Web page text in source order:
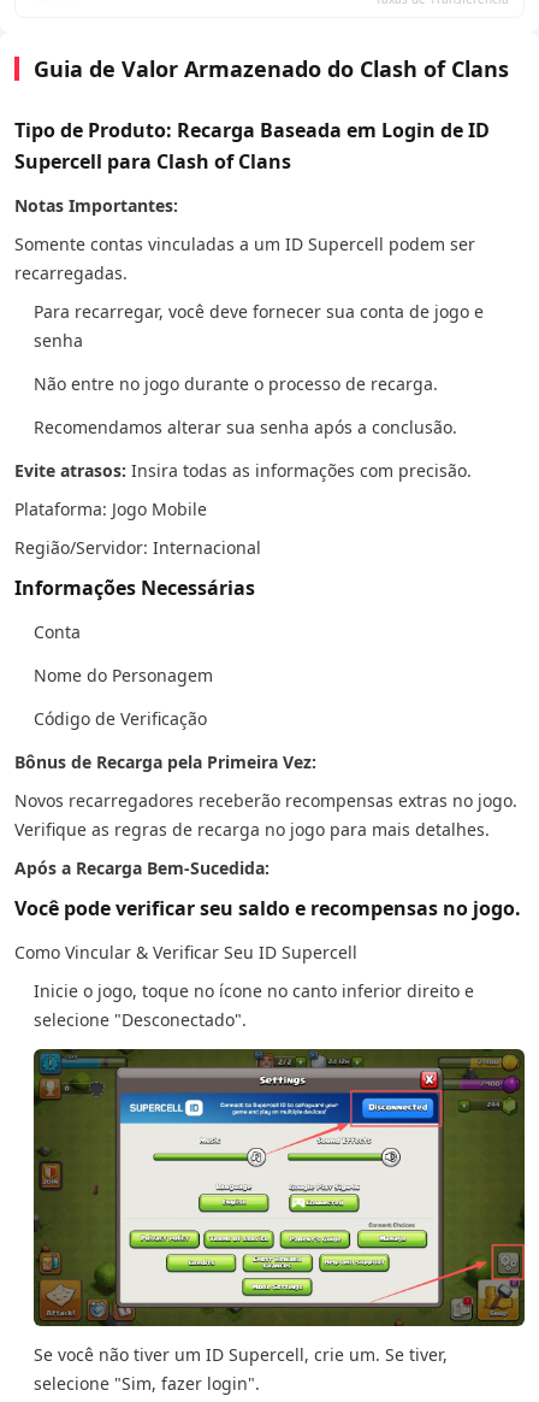
Guia de Valor Armazenado do Clash of Clans
Tipo de Produto: Recarga Baseada em Login de ID
Supercell para Clash of Clans
Notas Importantes:
Somente contas vinculadas a um ID Supercell podem ser
recarregadas.
Para recarregar, você deve fornecer sua conta de jogo e
senha
Não entre no jogo durante o processo de recarga.
Recomendamos alterar sua senha após a conclusão.
Evite atrasos: Insira todas as informações com precisão.
Plataforma: Jogo Mobile
Região/Servidor: Internacional
Informações Necessárias
Conta
Nome do Personagem
Código de Verificação
Bônus de Recarga pela Primeira Vez:
Novos recarregadores receberão recompensas extras no jogo.
Verifique as regras de recarga no jogo para mais detalhes.
Após a Recarga Bem-Sucedida:
Você pode verificar seu saldo e recompensas no jogo.
Como Vincular & Verificar Seu ID Supercell
Inicie o jogo, toque no ícone no canto inferior direito e
selecione "Desconectado".
Se você não tiver um ID Supercell, crie um. Se tiver,
selecione "Sim, fazer login".